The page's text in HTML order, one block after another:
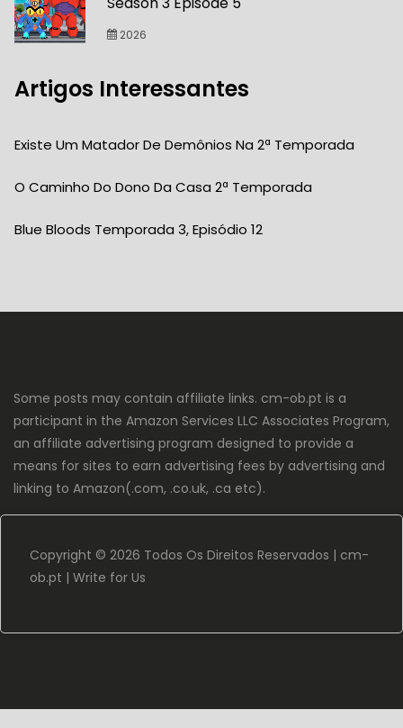
2026
Artigos Interessantes
Existe Um Matador De Demônios Na 2ª Temporada
O Caminho Do Dono Da Casa 2ª Temporada
Blue Bloods Temporada 3, Episódio 12
Some posts may contain affiliate links. cm-ob.pt is a
participant in the Amazon Services LLC Associates Program,
an affiliate advertising program designed to provide a
means for sites to earn advertising fees by advertising and
linking to Amazon(.com, .co.uk, .ca etc).
Copyright © 2026 Todos Os Direitos Reservados | cm-
ob.pt | Write for Us